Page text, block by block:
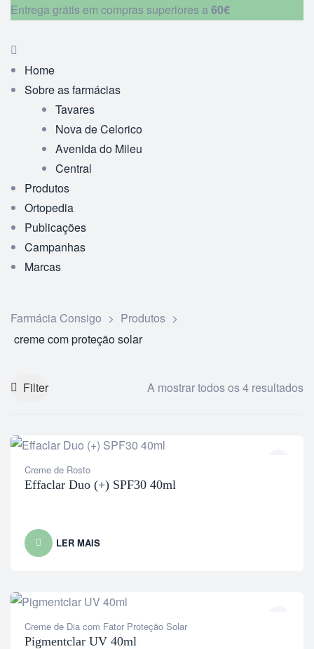
Entrega grátis em compras superiores a60€
Home
Sobre as farmácias
Tavares
Nova de Celorico
Avenida do Mileu
Central
Produtos
Ortopedia
Publicações
Campanhas
Marcas
Farmácia Consigo > Produtos >
creme com proteção solar
Filter A mostrar todos os 4 resultados
Creme de Rosto
Effaclar Duo (+) SPF30 40ml
LER MAIS
Creme de Dia com Fator Proteção Solar
Pigmentclar UV 40ml